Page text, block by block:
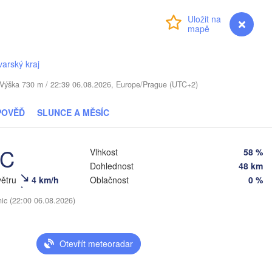
myVentusky Předpověď
kraj
730 m / 22:39 06.08.2026, Europe/Prague (UTC+2)
SLUNCE A MĚSÍC
4 km/h
Vlhkost
58 %
Dohlednost
48 km
Oblačnost
0 %
(22:00 06.08.2026)
Otevřít meteoradar
Баранавічы
(Baranavičy)
Салігорск
(Hrodna)
(Viciebsk)
BĚLORUSKO
LITVA